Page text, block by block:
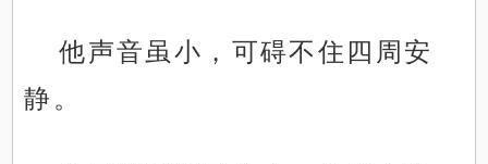
他声音虽小，可碍不住四周安
静。